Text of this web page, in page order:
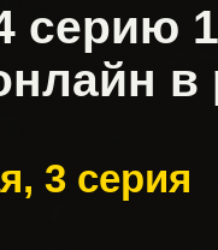
серию
в
3 серия